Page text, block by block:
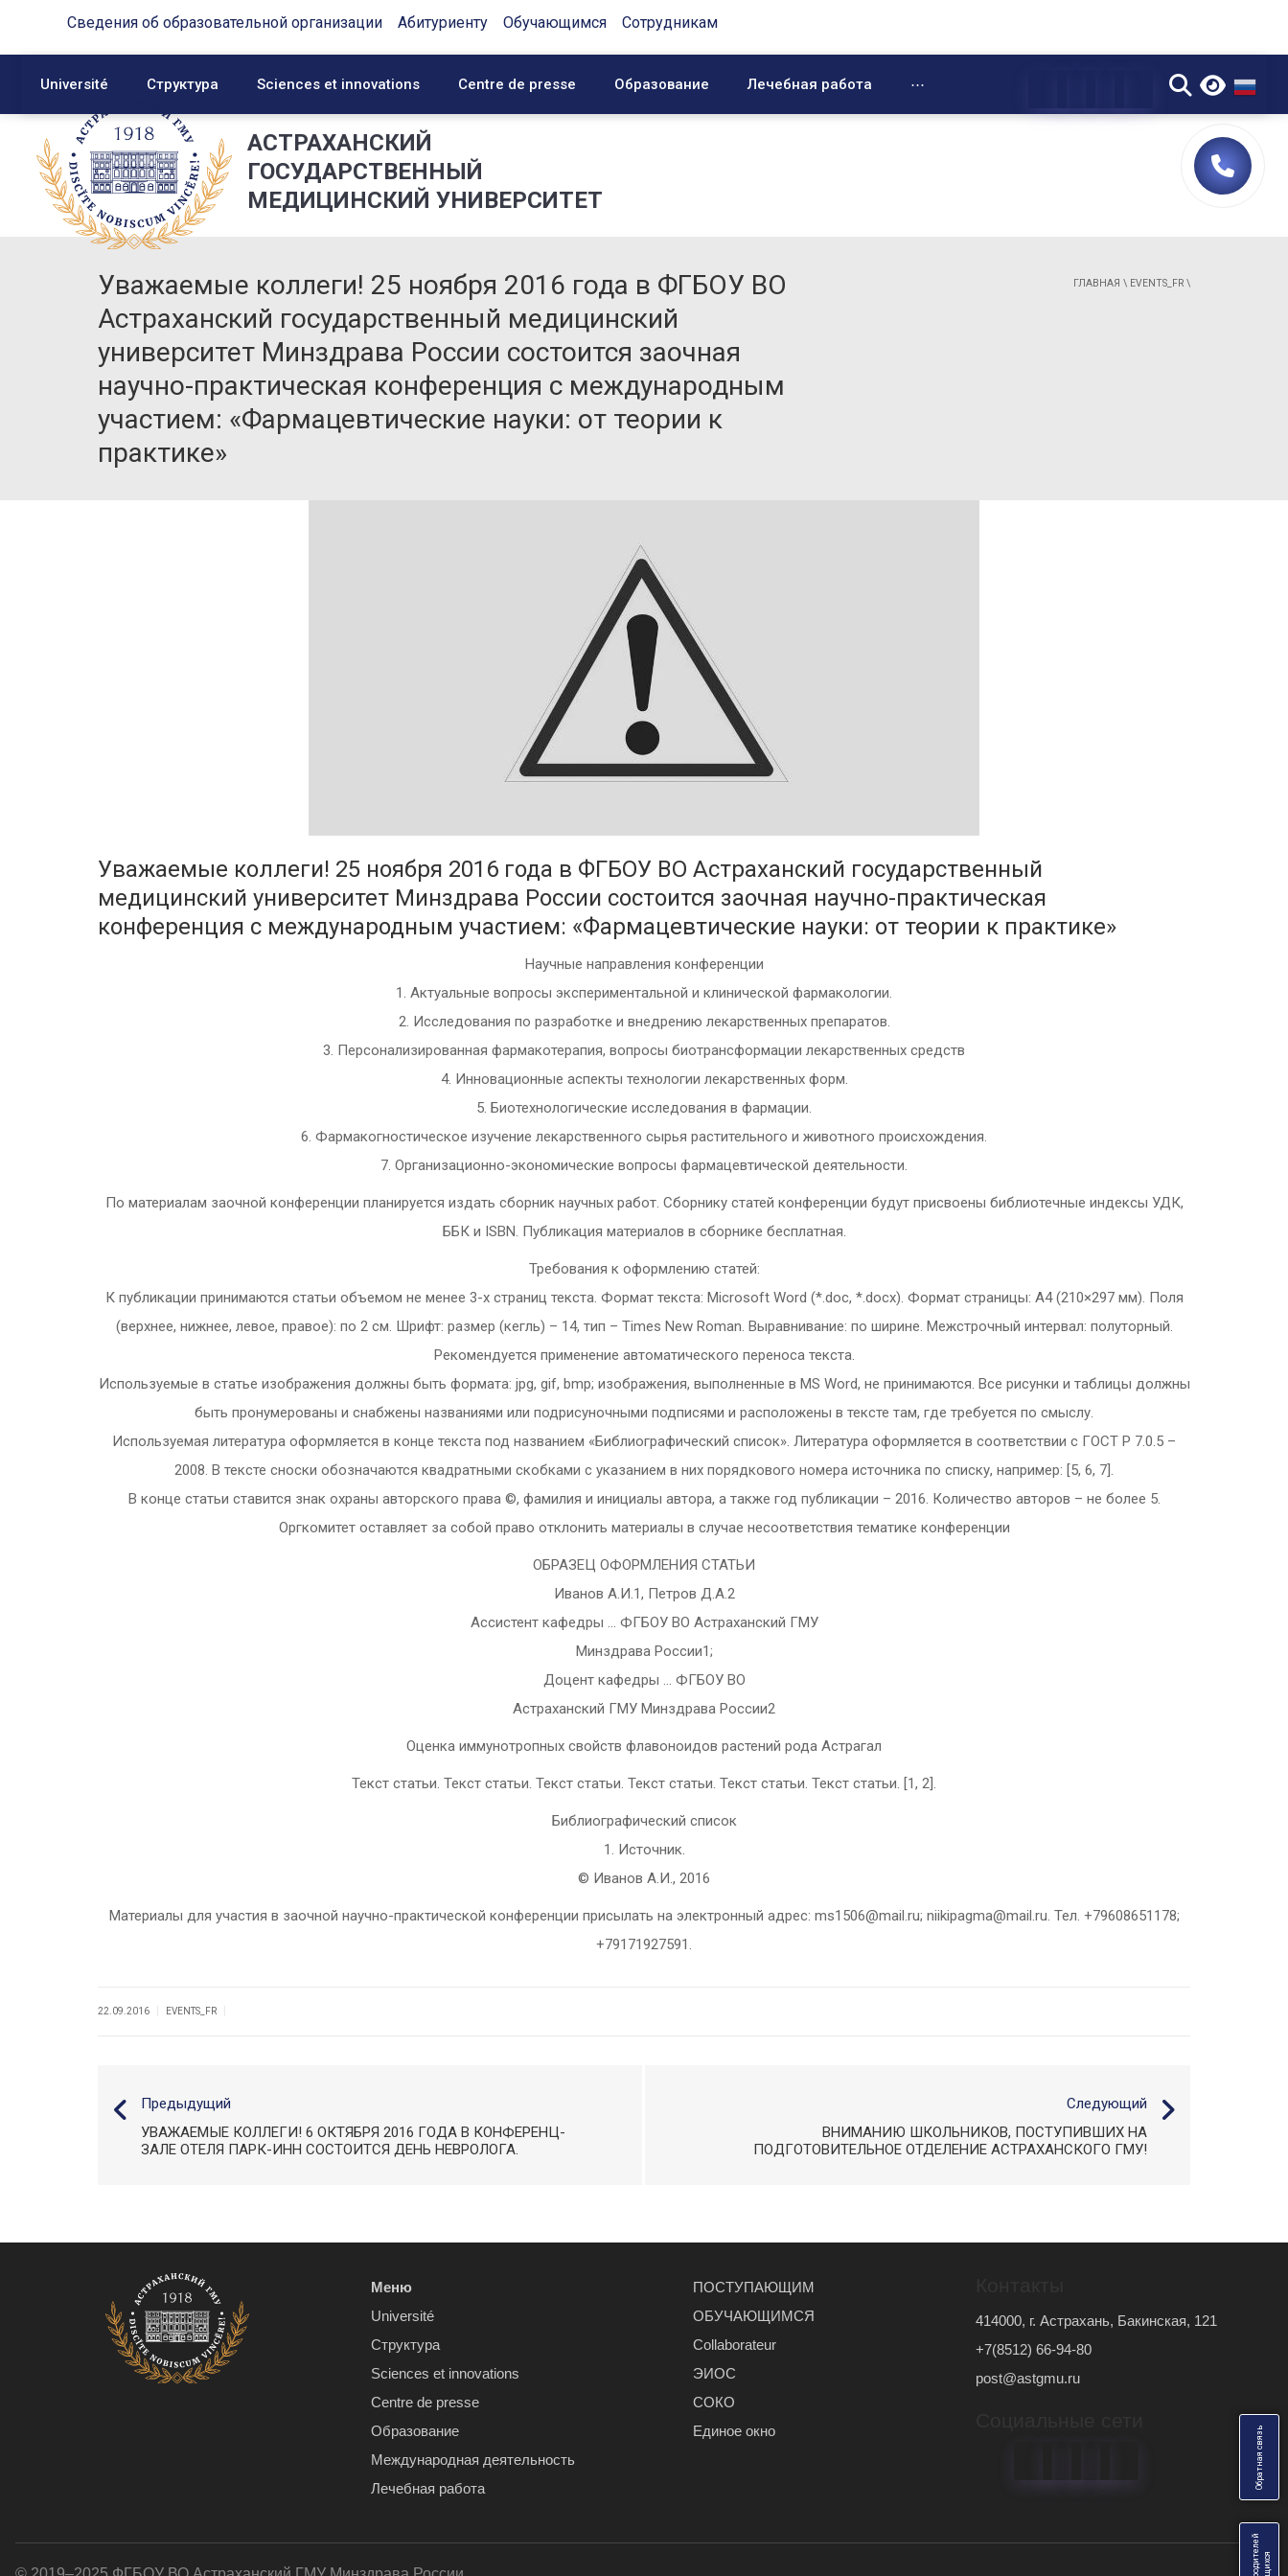
О
б
р
а
т
н
а
я
с
в
я
з
ь
Сведения об образовательной организации Абитуриенту Обучающимся Сотрудникам
Université Структура Sciences et innovations Centre de presse Образование Лечебная работа ⋯ ▼
АСТРАХАНСКИЙ
ГОСУДАРСТВЕННЫЙ
МЕДИЦИНСКИЙ УНИВЕРСИТЕТ
Уважаемые коллеги! 25 ноября 2016 года в ФГБОУ ВО
Астраханский государственный медицинский
университет Минздрава России состоится заочная
научно-практическая конференция с международным
участием: «Фармацевтические науки: от теории к
практике»
ГЛАВНАЯ \ EVENTS_FR \
Уважаемые коллеги! 25 ноября 2016 года в ФГБОУ ВО Астраханский государственный
медицинский университет Минздрава России состоится заочная научно-практическая
конференция с международным участием: «Фармацевтические науки: от теории к практике»
Научные направления конференции
1. Актуальные вопросы экспериментальной и клинической фармакологии.
2. Исследования по разработке и внедрению лекарственных препаратов.
3. Персонализированная фармакотерапия, вопросы биотрансформации лекарственных средств
4. Инновационные аспекты технологии лекарственных форм.
5. Биотехнологические исследования в фармации.
6. Фармакогностическое изучение лекарственного сырья растительного и животного происхождения.
7. Организационно-экономические вопросы фармацевтической деятельности.
По материалам заочной конференции планируется издать сборник научных работ. Сборнику статей конференции будут присвоены библиотечные индексы УДК,
ББК и ISBN. Публикация материалов в сборнике бесплатная.
Требования к оформлению статей:
К публикации принимаются статьи объемом не менее 3-х страниц текста. Формат текста: Microsoft Word (*.doc, *.docx). Формат страницы: А4 (210×297 мм). Поля
(верхнее, нижнее, левое, правое): по 2 см. Шрифт: размер (кегль) – 14, тип – Times New Roman. Выравнивание: по ширине. Межстрочный интервал: полуторный.
Рекомендуется применение автоматического переноса текста.
Используемые в статье изображения должны быть формата: jpg, gif, bmp; изображения, выполненные в MS Word, не принимаются. Все рисунки и таблицы должны
быть пронумерованы и снабжены названиями или подрисуночными подписями и расположены в тексте там, где требуется по смыслу.
Используемая литература оформляется в конце текста под названием «Библиографический список». Литература оформляется в соответствии с ГОСТ Р 7.0.5 –
2008. В тексте сноски обозначаются квадратными скобками с указанием в них порядкового номера источника по списку, например: [5, 6, 7].
В конце статьи ставится знак охраны авторского права ©, фамилия и инициалы автора, а также год публикации – 2016. Количество авторов – не более 5.
Оргкомитет оставляет за собой право отклонить материалы в случае несоответствия тематике конференции
ОБРАЗЕЦ ОФОРМЛЕНИЯ СТАТЬИ
Иванов А.И.1, Петров Д.А.2
Ассистент кафедры … ФГБОУ ВО Астраханский ГМУ
Минздрава России1;
Доцент кафедры … ФГБОУ ВО
Астраханский ГМУ Минздрава России2
Оценка иммунотропных свойств флавоноидов растений рода Астрагал
Текст статьи. Текст статьи. Текст статьи. Текст статьи. Текст статьи. Текст статьи. [1, 2].
Библиографический список
1. Источник.
© Иванов А.И., 2016
Материалы для участия в заочной научно-практической конференции присылать на электронный адрес: ms1506@mail.ru; niikipagma@mail.ru. Тел. +79608651178;
+79171927591.
22.09.2016 EVENTS_FR
Предыдущий
УВАЖАЕМЫЕ КОЛЛЕГИ! 6 ОКТЯБРЯ 2016 ГОДА В КОНФЕРЕНЦ-
ЗАЛЕ ОТЕЛЯ ПАРК-ИНН СОСТОИТСЯ ДЕНЬ НЕВРОЛОГА.
Следующий
ВНИМАНИЮ ШКОЛЬНИКОВ, ПОСТУПИВШИХ НА
ПОДГОТОВИТЕЛЬНОЕ ОТДЕЛЕНИЕ АСТРАХАНСКОГО ГМУ!
Меню
Université
Структура
Sciences et innovations
Centre de presse
Образование
Международная деятельность
Лечебная работа
ПОСТУПАЮЩИМ
ОБУЧАЮЩИМСЯ
Сollaborateur
ЭИОС
СОКО
Единое окно
414000, г. Астрахань, Бакинская, 121
+7(8512) 66-94-80
post@astgmu.ru